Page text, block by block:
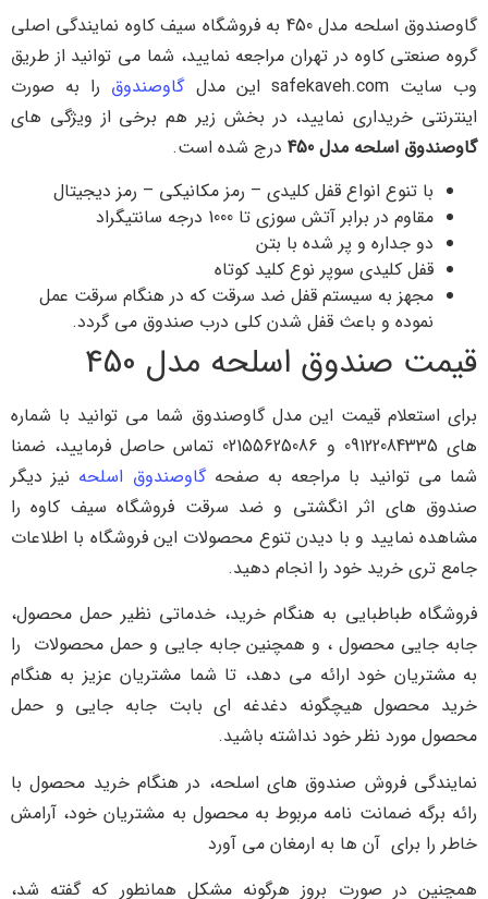
گاوصندوق اسلحه مدل 450 به فروشگاه سیف کاوه نمایندگی اصلی
گروه صنعتی کاوه در تهران مراجعه نمایید، شما می توانید از طریق
وب سایت safekaveh.com این مدل
گاوصندوق را به صورت
اینترنتی خریداری نمایید، در بخش زیر هم برخی از ویژگی های
گاوصندوق اسلحه مدل 450
درج شده است.
با تنوع انواع قفل کلیدی – رمز مکانیکی – رمز دیجیتال
مقاوم در برابر آتش سوزی تا 1000 درجه سانتیگراد
دو جداره و پر شده با بتن
قفل کلیدی سوپر نوع کلید کوتاه
مجهز به سیستم قفل ضد سرقت که در هنگام سرقت عمل
نموده و باعث قفل شدن کلی درب صندوق می گردد.
قیمت صندوق اسلحه مدل 450
برای استعلام قیمت این مدل گاوصندوق شما می توانید با شماره
های 09122084335 و 02155625086 تماس حاصل فرمایید، ضمنا
شما می توانید با مراجعه به صفحهگاوصندوق اسلحه نیز دیگر
صندوق های اثر انگشتی و ضد سرقت فروشگاه سیف کاوه را
مشاهده نمایید و با دیدن تنوع محصولات این فروشگاه با اطلاعات
جامع تری خرید خود را انجام دهید.
فروشگاه طباطبایی به هنگام خرید، خدماتی نظیر حمل محصول،
جابه جایی محصول ، و همچنین جابه جایی و حمل محصولات را
به مشتریان خود ارائه می دهد، تا شما مشتریان عزیز به هنگام
خرید محصول هیچگونه دغدغه ای بابت جابه جایی و حمل
محصول مورد نظر خود نداشته باشید.
نمایندگی فروش صندوق های اسلحه، در هنگام خرید محصول با
رائه برگه ضمانت نامه مربوط به محصول به مشتریان خود، آرامش
خاطر را برای آن ها به ارمغان می آورد
همچنین در صورت بروز هرگونه مشکل همانطور که گفته شد،